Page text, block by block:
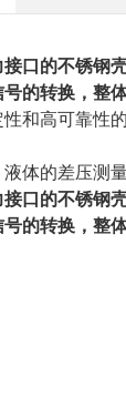
口的不锈钢
的转换，整
和高可靠性
体的差压测量
口的不锈钢
的转换，整